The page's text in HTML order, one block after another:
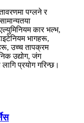
पग्लने र
कार भल्भ,
भागहरू,
उच्च तापक्रम
उद्योग, जंग
प्रयोग गरिन्छ।